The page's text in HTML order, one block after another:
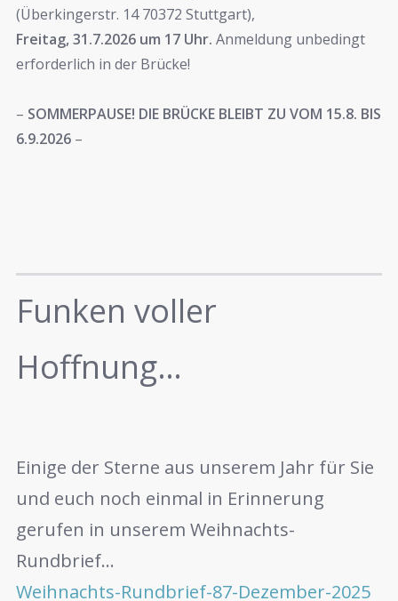
(Überkingerstr. 14 70372 Stuttgart),
Freitag, 31.7.2026 um 17 Uhr. Anmeldung unbedingt
erforderlich in der Brücke!
– SOMMERPAUSE! DIE BRÜCKE BLEIBT ZU VOM 15.8. BIS
6.9.2026 –
Funken voller
Hoffnung…
Einige der Sterne aus unserem Jahr für Sie
und euch noch einmal in Erinnerung
gerufen in unserem Weihnachts-
Rundbrief…
Weihnachts-Rundbrief-87-Dezember-2025